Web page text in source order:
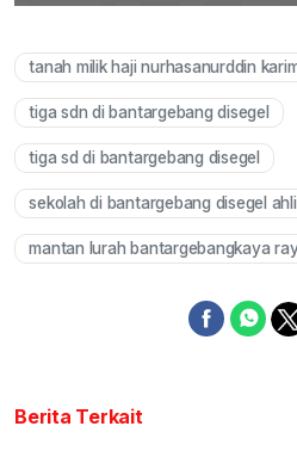
tanah milik haji nurhasanurddin
tiga sdn di bantargebang disegel
tiga sd di bantargebang disegel
sekolah di bantargebang disegel
mantan lurah bantargebangkaya
Berita Terkait